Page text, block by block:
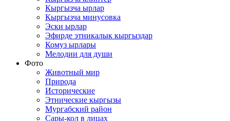
Кыргызча ырлар
Кыргызча минусовка
Эски ырлар
Эфирде этникалык кыргыздар
Комуз ырлары
Мелодии для души
Фото
Животный мир
Природа
Исторические
Этнические кыргызы
Мургабский район
Сары-кол в лицах